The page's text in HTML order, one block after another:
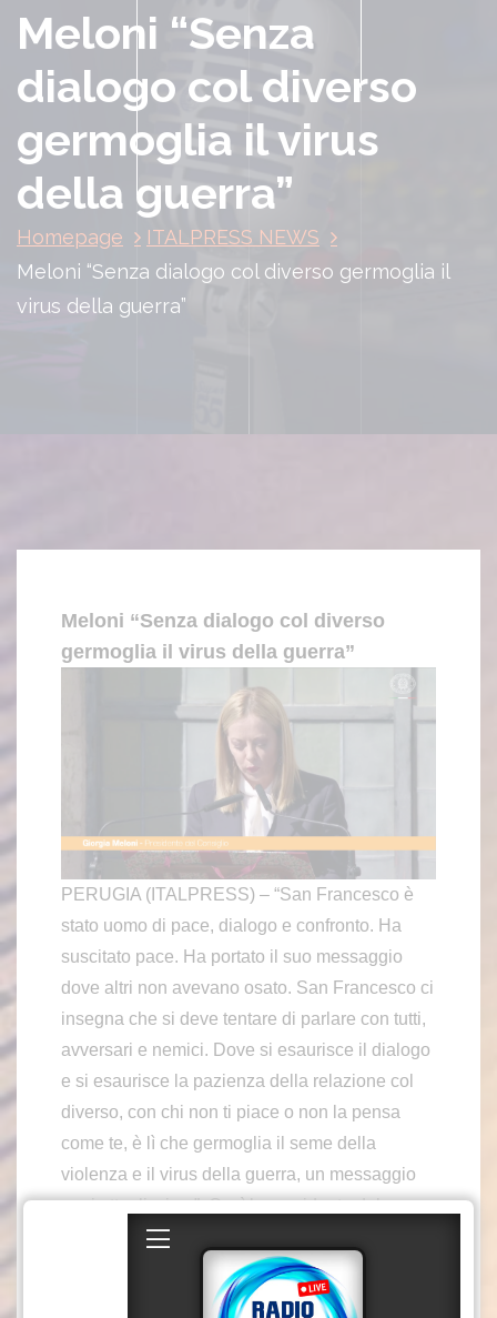
Meloni “Senza
dialogo col diverso
germoglia il virus
della guerra”
Homepage
ITALPRESS NEWS
Meloni “Senza dialogo col diverso germoglia il
virus della guerra”
Meloni “Senza dialogo col diverso
germoglia il virus della guerra”
PERUGIA (ITALPRESS) – “San Francesco è
stato uomo di pace, dialogo e confronto. Ha
suscitato pace. Ha portato il suo messaggio
dove altri non avevano osato. San Francesco ci
insegna che si deve tentare di parlare con tutti,
avversari e nemici. Dove si esaurisce il dialogo
e si esaurisce la pazienza della relazione col
diverso, con chi non ti piace o non la pensa
come te, è lì che germoglia il seme della
violenza e il virus della guerra, un messaggio
oggi attualissimo”. Così la presidente del
Consiglio, Giorgia Meloni, parlando ad Assisi in
occasione delle celebrazioni di San Francesco.
“La pace, il dialogo e la diplomazia – aggiunge